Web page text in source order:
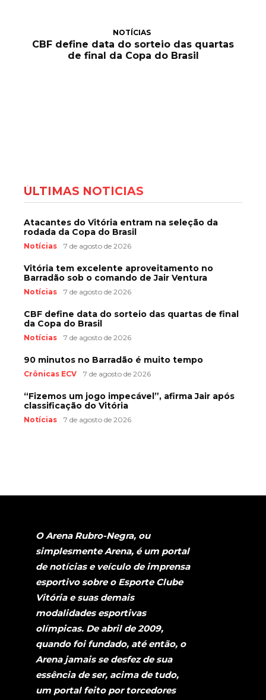
NOTÍCIAS
CBF define data do sorteio das quartas
de final da Copa do Brasil
ÚLTIMAS NOTÍCIAS
Atacantes do Vitória entram na seleção da
rodada da Copa do Brasil
Notícias 7 de agosto de 2026
Vitória tem excelente aproveitamento no
Barradão sob o comando de Jair Ventura
Notícias 7 de agosto de 2026
CBF define data do sorteio das quartas de final
da Copa do Brasil
Notícias 7 de agosto de 2026
90 minutos no Barradão é muito tempo
Crônicas ECV 7 de agosto de 2026
“Fizemos um jogo impecável”, afirma Jair após
classificação do Vitória
Notícias 7 de agosto de 2026
O Arena Rubro-Negra, ou
simplesmente Arena, é um portal
de notícias e veículo de imprensa
esportivo sobre o Esporte Clube
Vitória e suas demais
modalidades esportivas
olímpicas. De abril de 2009,
quando foi fundado, até então, o
Arena jamais se desfez de sua
essência de ser, acima de tudo,
um portal feito por torcedores